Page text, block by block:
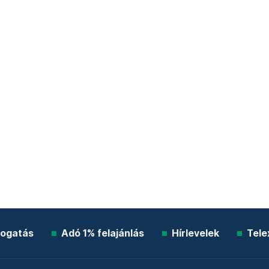
Adó 1% felajánlás Hírlevelek